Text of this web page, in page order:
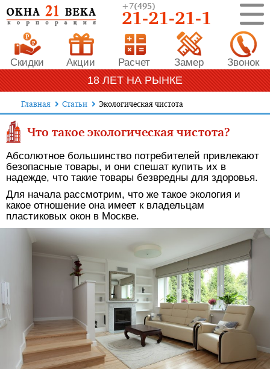
+7(495)
21-21-21-1
Скидки Акции Расчет Замер Звонок
18 ЛЕТ НА РЫНКЕ
Главная Статьи Экологическая чистота
Что такое экологическая чистота?
Абсолютное большинство потребителей привлекают
безопасные товары, и они спешат купить их в
надежде, что такие товары безвредны для здоровья.
Для начала рассмотрим, что же такое экология и
какое отношение она имеет к владельцам
пластиковых окон в Москве.